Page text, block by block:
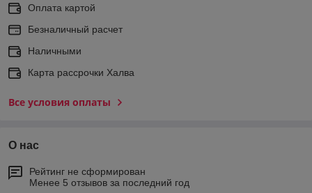
Оплата картой
Безналичный расчет
Наличными
Карта рассрочки Халва
Все условия оплаты
О нас
Рейтинг не сформирован
Менее 5 отзывов за последний год